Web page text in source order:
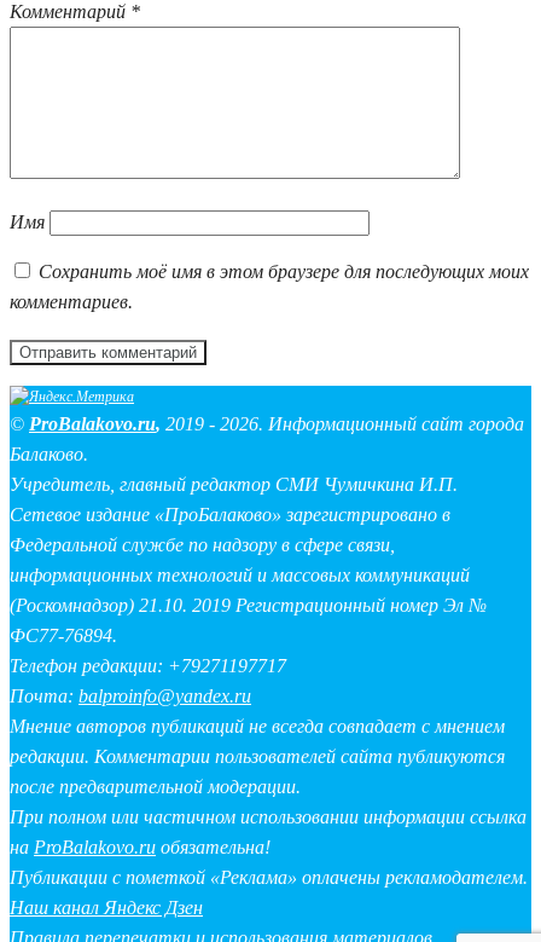
Комментарий *
Имя
Сохранить моё имя в этом браузере для последующих моих
комментариев.
© ProBalakovo.ru, 2019 - 2026. Информационный сайт города
Балаково.
Учредитель, главный редактор СМИ Чумичкина И.П.
Сетевое издание «ПроБалаково» зарегистрировано в
Федеральной службе по надзору в сфере связи,
информационных технологий и массовых коммуникаций
(Роскомнадзор) 21.10. 2019 Регистрационный номер Эл №
ФС77-76894.
Телефон редакции: +79271197717
Почта: balproinfo@yandex.ru
Мнение авторов публикаций не всегда совпадает с мнением
редакции. Комментарии пользователей сайта публикуются
после предварительной модерации.
При полном или частичном использовании информации ссылка
на ProBalakovo.ru обязательна!
Публикации с пометкой «Реклама» оплачены рекламодателем.
Наш канал Яндекс Дзен